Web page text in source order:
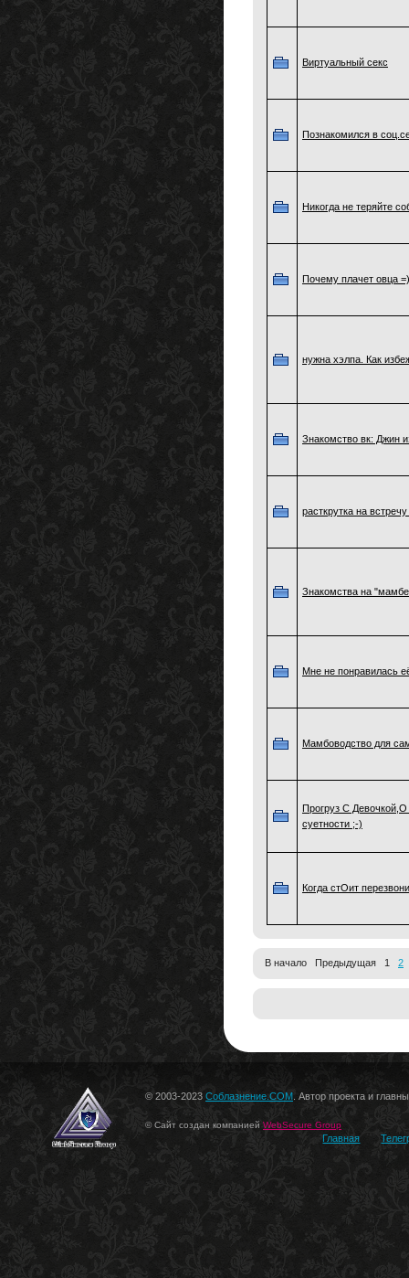
Виртуальный секс
Познакомился в
Никогда не теряйте
Почему плачет овца =)
нужна хэлпа. Как
Знакомство вк: Джин
расткрутка на
Знакомства на
Мне не понравилась
Мамбоводство для
Прогруз С
суетности ;-)
Когда стОит
В начало Предыдущая 1 2
© 2003-2023 Соблазнение.COM . Автор проекта и
© Сайт создан компанией WebSecure Group
Главная